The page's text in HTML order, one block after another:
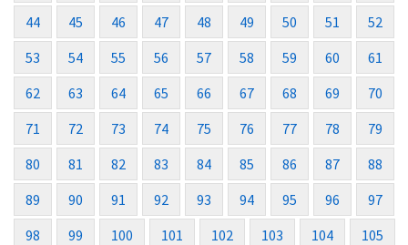
44
45 46 47 48 49 50 51
52
53
54 55 56 57 58 59 60
61
62
63 64 65 66 67 68 69
70
71
72 73 74 75 76 77 78
79
80
81 82 83 84 85 86 87
88
89
90 91 92 93 94 95 96
97
98
99 100 101 102 103 104
105